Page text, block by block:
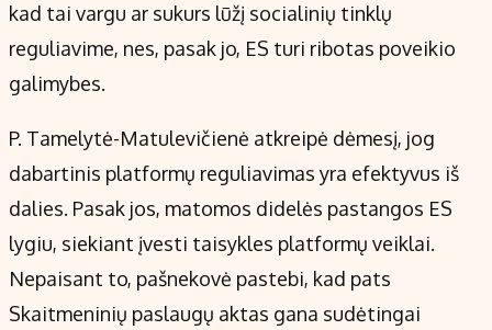
kad tai vargu ar sukurs lūžį socialinių tinklų
reguliavime, nes, pasak jo, ES turi ribotas poveikio
galimybes.
P. Tamelytė-Matulevičienė atkreipė dėmesį, jog
dabartinis platformų reguliavimas yra efektyvus iš
dalies. Pasak jos, matomos didelės pastangos ES
lygiu, siekiant įvesti taisykles platformų veiklai.
Nepaisant to, pašnekovė pastebi, kad pats
Skaitmeninių paslaugų aktas gana sudėtingai